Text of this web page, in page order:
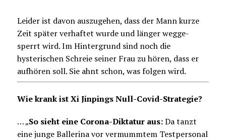
Leider ist davon auszugehen, dass der Mann kurze
Zeit später verhaftet wurde und länger wegge-
sperrt wird. Im Hintergrund sind noch die
hysterischen Schreie seiner Frau zu hören, dass er
aufhören soll. Sie ahnt schon, was folgen wird.
Wie krank ist Xi Jinpings Null-Covid-Strategie?
… „So sieht eine Corona-Diktatur aus:Da tanzt
eine junge Ballerina vor vermummtem Testpersonal